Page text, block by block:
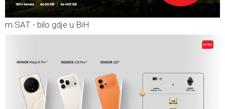
m:SAT - bilo gdje u BiH